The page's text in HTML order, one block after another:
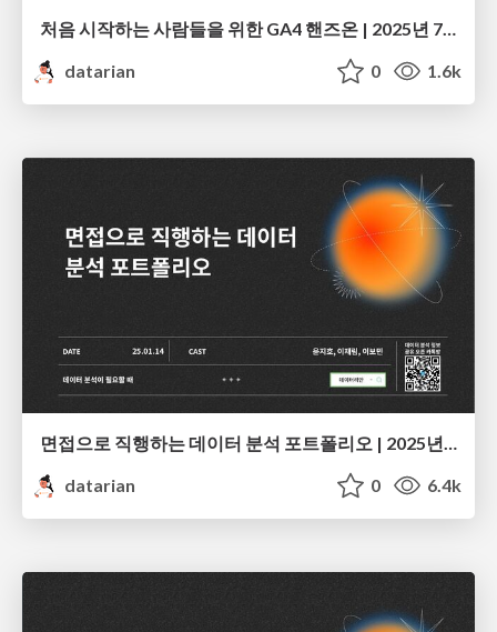
처음 시작하는 사람들을 위한 GA4 핸즈온 | 2025년 7월 세미나
datarian
0 1.6k
면접으로 직행하는 데이터 분석 포트폴리오 | 2025년 1월 세미나
datarian
0 6.4k